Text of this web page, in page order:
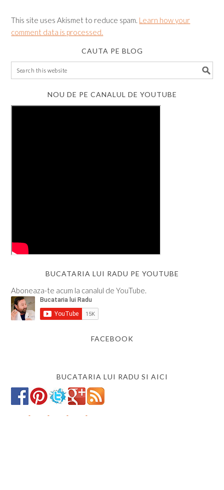
This site uses Akismet to reduce spam. Learn how your
comment data is processed.
CAUTA PE BLOG
NOU DE PE CANALUL DE YOUTUBE
BUCATARIA LUI RADU PE YOUTUBE
Aboneaza-te acum la canalul de YouTube.
FACEBOOK
BUCATARIA LUI RADU SI AICI